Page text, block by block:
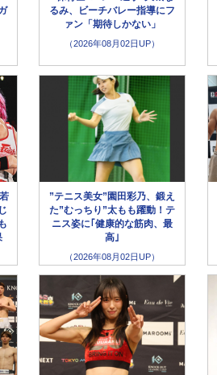
るみ、ビーチバレー指導にフ
ァン「期待しかない」
（2026年08月02日UP）
”テニス美女”園田彩乃、鍛え
た”むっちり”太もも躍動！テ
ニス姿に｢健康的な筋肉、最
高｣
（2026年08月02日UP）